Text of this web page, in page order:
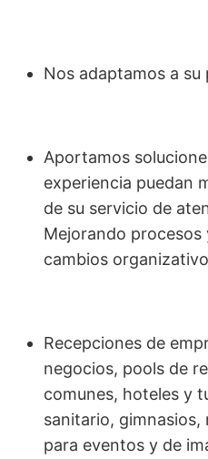
Nos adaptamos a su
Aportamos
experiencia puedan
de su servicio de
Mejorando
cambios
Recepciones de
negocios, pools de
comunes, hoteles y
sanitario, gimnasios,
para eventos y de